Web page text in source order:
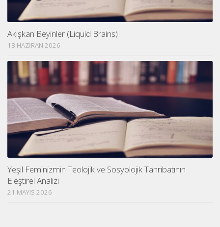
Akışkan Beyinler (Liquid Brains)
18 HAZIRAN 2026
Yeşil Feminizmin Teolojik ve Sosyolojik Tahribatının
Eleştirel Analizi
21 MAYIS 2026